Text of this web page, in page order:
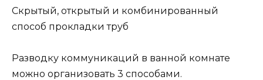
Скрытый, открытый и комбинированный
способ прокладки труб
Разводку коммуникаций в ванной комнате
можно организовать 3 способами.